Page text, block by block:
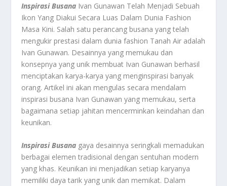
Inspirasi Busana Ivan Gunawan Telah Menjadi Sebuah
Ikon Yang Diakui Secara Luas Dalam Dunia Fashion
Masa Kini. Salah satu perancang busana yang telah
mengukir prestasi dalam dunia fashion Tanah Air adalah
Ivan Gunawan. Desainnya yang memukau dan
konsepnya yang unik membuat Ivan Gunawan berhasil
menciptakan karya-karya yang menginspirasi banyak
orang. Artikel ini akan mengulas secara mendalam
inspirasi busana Ivan Gunawan yang memukau, serta
bagaimana setiap jahitan mencerminkan keindahan dan
keunikan.
Inspirasi Busana gaya desainnya seringkali memadukan
berbagai elemen tradisional dengan sentuhan modern
yang khas. Keunikan ini menjadikan setiap karyanya
memiliki daya tarik yang unik dan memikat. Dalam